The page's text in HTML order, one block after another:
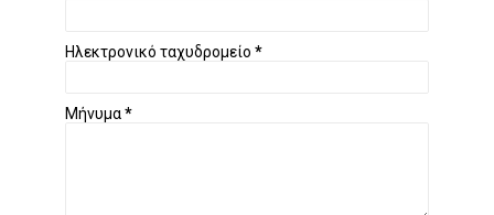
Ηλεκτρονικό ταχυδρομείο *
Μήνυμα*